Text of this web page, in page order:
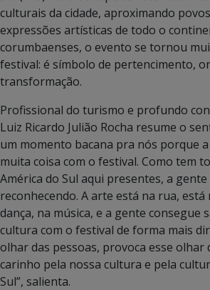
culturais da cidade, aproximando
expressões artísticas de todo o
corumbaenses, o evento se tornou
festival: é símbolo de pertencimento,
transformação.
Profissional do turismo e profundo
Luiz Ricardo Julião Rocha resume o
um momento bacana pra nós porque
muita coisa com o festival. Como tem
América do Sul aqui presentes, a gente
reconhecendo. A arte está na rua, está
dança, na música, e a gente consegue
cultura com o festival de forma mais
olhar das pessoas, provoca esse olhar
carinho pela nossa cultura e pela
Sul”, salienta.